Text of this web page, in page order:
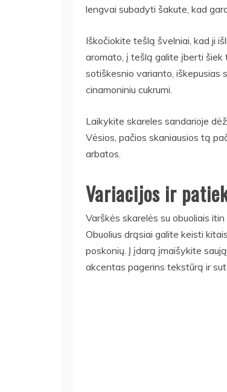
lengvai subadyti šakute, kad
Iškočiokite tešlą švelniai, kad ji
aromato, į tešlą galite įberti šiek
sotiškesnio varianto, iškepusias
cinamoniniu cukrumi.
Laikykite skareles sandarioje
Vėsios, pačios skaniausios tą
arbatos.
Variacijos ir
Varškės skarelės su obuoliais
Obuolius drąsiai galite keisti
poskonių. Į įdarą įmaišykite
akcentas pagerins tekstūrą ir